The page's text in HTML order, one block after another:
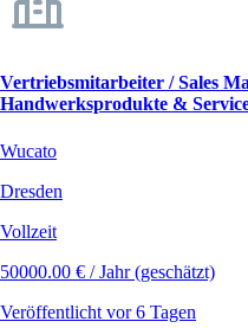
Vertriebsmitarbeiter / Sales
Handwerksprodukte &
Wucato
Dresden
Vollzeit
50000.00 € / Jahr (geschätzt)
Veröffentlicht vor 6 Tagen